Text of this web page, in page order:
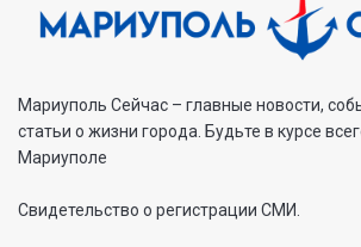
Мариуполь Сейчас – главные новости,
статьи о жизни города. Будьте в курсе
Мариуполе
Свидетельство о регистрации СМИ.